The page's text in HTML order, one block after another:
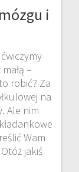
i
–
robić? Za
na
Ale nim
Wam
Otóż jakiś